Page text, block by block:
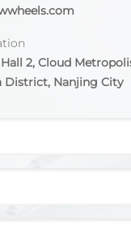
2, Cloud
District, Nanjing City